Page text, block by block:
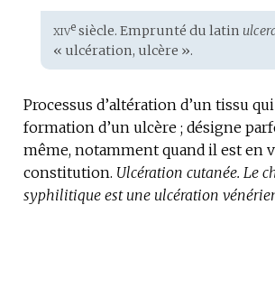
Étymologie
:
xivesiècle. Emprunté du latin
« ulcération, ulcère ».
Processus d’altération d’un tissu
formation d’un ulcère ; désigne
même, notamment quand il est en
constitution. Ulcération cutanée. Le
syphilitique est une ulcération